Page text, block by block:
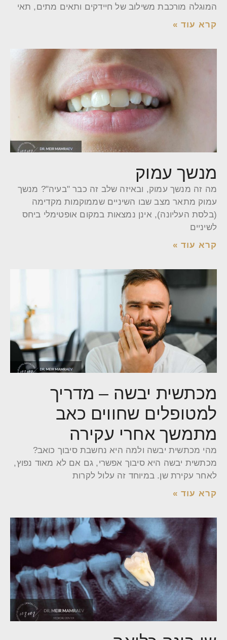
המוגלה מורכבת משילוב של חיידקים ותאים מתים, תאי
קרא עוד »
מנשך עמוק
מה זה מנשך עמוק, ובאיזה שלב זה כבר "בעיה"? מנשך
עמוק מתאר מצב שבו השיניים שממוקמות מקדימה
(בלסת העליונה), אינן נמצאות במקום אופטימלי ביחס
לשיניים
קרא עוד »
מכתשית יבשה – מדריך
למטופלים שחווים כאב
מתמשך אחרי עקירה
מהי מכתשית יבשה ולמה היא נחשבת סיבוך כואב?
מכתשית יבשה היא סיבוך אפשרי, גם אם לא מאוד נפוץ,
לאחר עקירת שן. במיוחד זה עלול לקרות
קרא עוד »